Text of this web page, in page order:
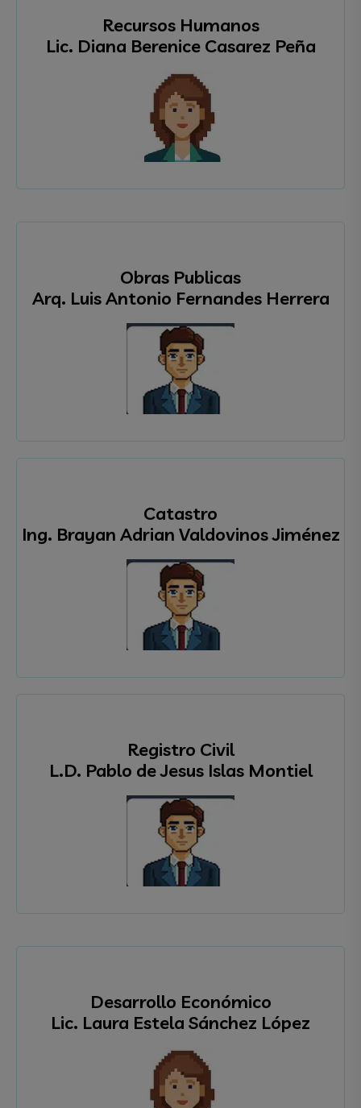
Recursos Humanos
Lic. Diana Berenice Casarez Peña
Obras Publicas
Arq. Luis Antonio Fernandes Herrera
Catastro
Ing. Brayan Adrian Valdovinos Jiménez
Registro Civil
L.D. Pablo de Jesus Islas Montiel
Desarrollo Económico
Lic. Laura Estela Sánchez López